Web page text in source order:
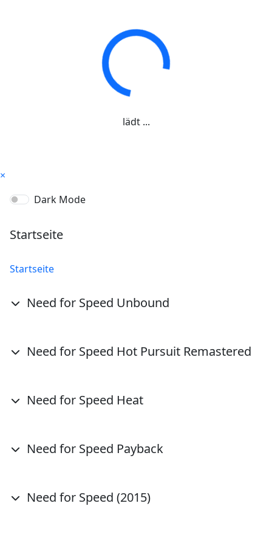
lädt ...
×
Dark Mode
Startseite
Startseite
Need for Speed Unbound
Need for Speed Hot Pursuit Remastered
Need for Speed Heat
Need for Speed Payback
Need for Speed (2015)